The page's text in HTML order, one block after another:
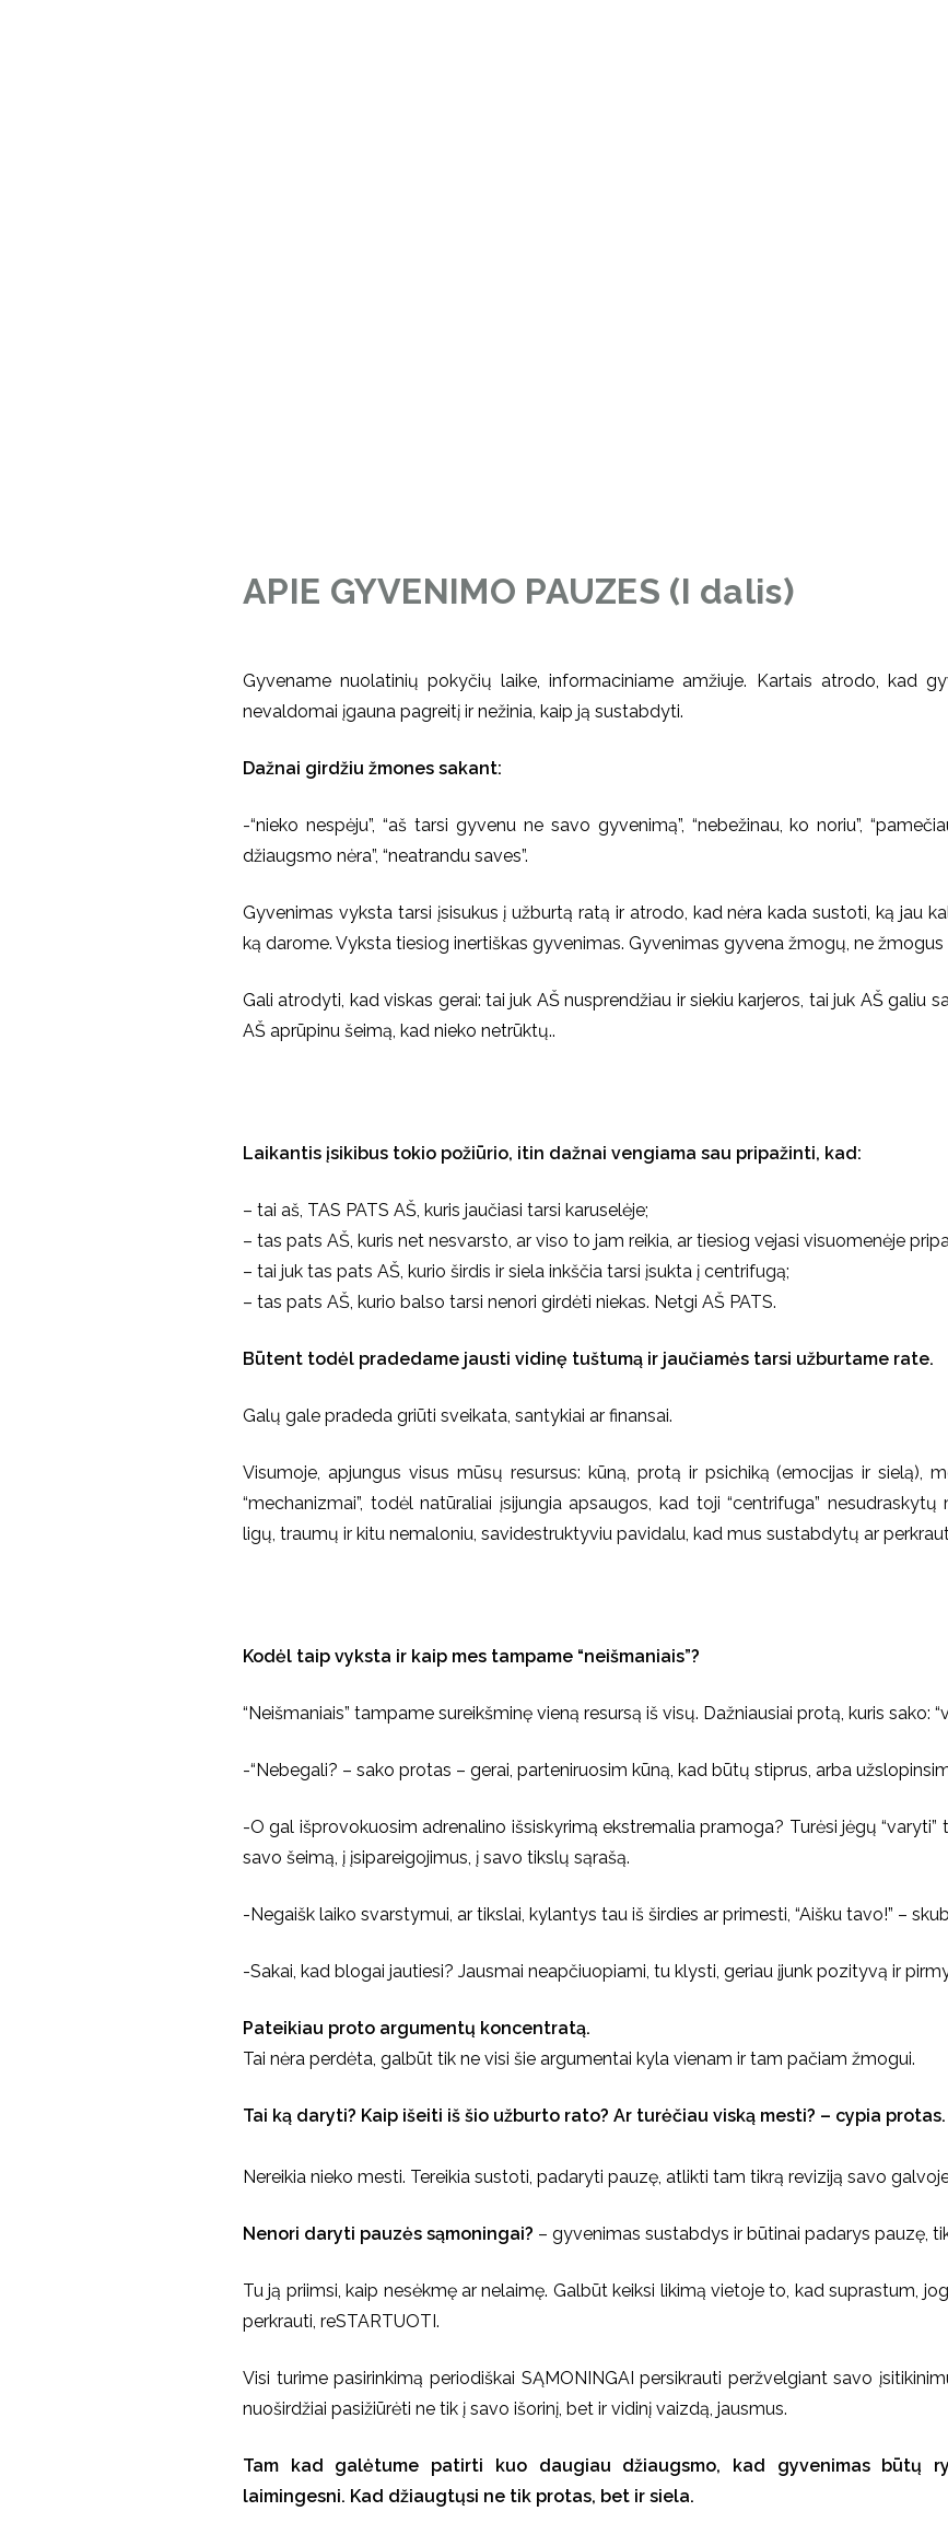
APIE GYVENIMO PAUZES (I dalis)
Gyvename nuolatinių pokyčių laike, informaciniame amžiuje. Kartais atrodo, kad
nevaldomai įgauna pagreitį ir nežinia, kaip ją sustabdyti.
Dažnai girdžiu žmones sakant:
-“nieko nespėju”, “aš tarsi gyvenu ne savo gyvenimą”, “nebežinau, ko noriu”,
džiaugsmo nėra”, “neatrandu saves”.
Gyvenimas vyksta tarsi įsisukus į užburtą ratą ir atrodo, kad nėra kada sustoti, ką jau
ką darome. Vyksta tiesiog inertiškas gyvenimas. Gyvenimas gyvena žmogų, ne
Gali atrodyti, kad viskas gerai: tai juk AŠ nusprendžiau ir siekiu karjeros, tai juk AŠ galiu
AŠ aprūpinu šeimą, kad nieko netrūktų..
Laikantis įsikibus tokio požiūrio, itin dažnai vengiama sau pripažinti, kad:
– tai aš, TAS PATS AŠ, kuris jaučiasi tarsi karuselėje;
– tas pats AŠ, kuris net nesvarsto, ar viso to jam reikia, ar tiesiog vejasi visuomenėje
– tai juk tas pats AŠ, kurio širdis ir siela inkščia tarsi įsukta į centrifugą;
– tas pats AŠ, kurio balso tarsi nenori girdėti niekas. Netgi AŠ PATS.
Būtent todėl pradedame jausti vidinę tuštumą ir jaučiamės tarsi užburtame rate.
Galų gale pradeda griūti sveikata, santykiai ar finansai.
Visumoje, apjungus visus mūsų resursus: kūną, protą ir psichiką (emocijas ir sielą),
“mechanizmai”, todėl natūraliai įsijungia apsaugos, kad toji “centrifuga”
ligų, traumų ir kitu nemaloniu, savidestruktyviu pavidalu, kad mus sustabdytų ar
Kodėl taip vyksta ir kaip mes tampame “neišmaniais”?
“Neišmaniais” tampame sureikšminę vieną resursą iš visų. Dažniausiai protą, kuris sako:
-“Nebegali? – sako protas – gerai, parteniruosim kūną, kad būtų stiprus, arba
-O gal išprovokuosim adrenalino išsiskyrimą ekstremalia pramoga? Turėsi jėgų “varyti”
savo šeimą, į įsipareigojimus, į savo tikslų sąrašą.
-Negaišk laiko svarstymui, ar tikslai, kylantys tau iš širdies ar primesti, “Aišku tavo!” –
-Sakai, kad blogai jautiesi? Jausmai neapčiuopiami, tu klysti, geriau įjunk pozityvą ir
Pateikiau proto argumentų koncentratą.
Tai nėra perdėta, galbūt tik ne visi šie argumentai kyla vienam ir tam pačiam žmogui.
Tai ką daryti? Kaip išeiti iš šio užburto rato? Ar turėčiau viską mesti? – cypia protas.
Nereikia nieko mesti. Tereikia sustoti, padaryti pauzę, atlikti tam tikrą reviziją savo
Nenori daryti pauzės sąmoningai? – gyvenimas sustabdys ir būtinai padarys pauzę,
Tu ją priimsi, kaip nesėkmę ar nelaimę. Galbūt keiksi likimą vietoje to, kad suprastum,
perkrauti, reSTARTUOTI.
Visi turime pasirinkimą periodiškai SĄMONINGAI persikrauti peržvelgiant savo
nuoširdžiai pasižiūrėti ne tik į savo išorinį, bet ir vidinį vaizdą, jausmus.
Tam kad galėtume patirti kuo daugiau džiaugsmo, kad gyvenimas būtų
laimingesni. Kad džiaugtųsi ne tik protas, bet ir siela.